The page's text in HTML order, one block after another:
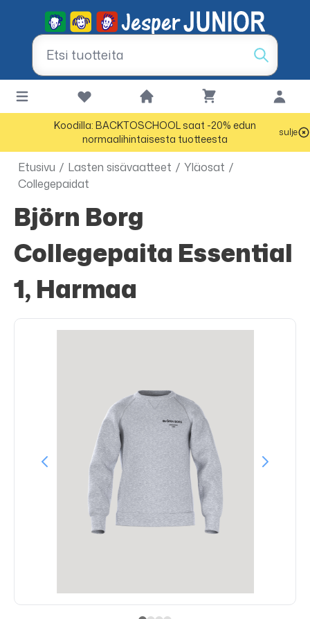
Koodilla: BACKTOSCHOOL saat -20% edun
normaalihintaisesta tuotteesta
sulje
Etusivu / Lasten sisävaatteet / Yläosat /
Collegepaidat
Björn Borg
Collegepaita Essential
1, Harmaa